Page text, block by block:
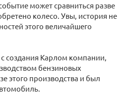
может сравниться разве
колесо. Увы, история не
этого величайшего
создания Карлом компании,
бензиновых
этого производства и был